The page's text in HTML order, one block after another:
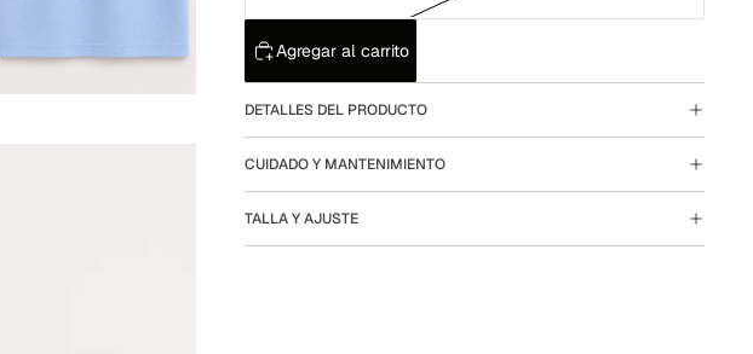
Agregar al carrito
DETALLES DEL PRODUCTO
CUIDADO Y MANTENIMIENTO
TALLA Y AJUSTE